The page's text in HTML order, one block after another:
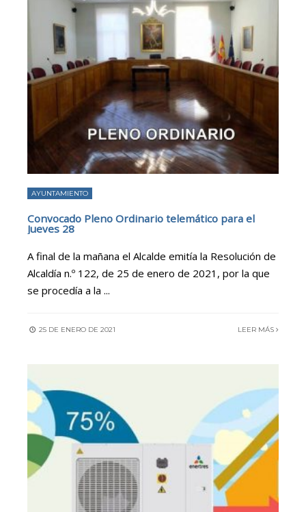
AYUNTAMIENTO
Convocado Pleno Ordinario telemático para el
Jueves 28
A final de la mañana el Alcalde emitía la Resolución de
Alcaldía n.º 122, de 25 de enero de 2021, por la que
se procedía a la ...
25 DE ENERO DE 2021 LEER MÁS